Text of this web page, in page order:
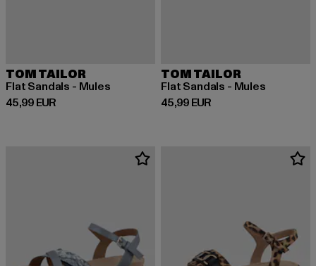
TOM TAILOR
Flat Sandals - Mules
45,99 EUR
Derzeitiger Preis: 45,99 EUR
TOM TAILOR
Flat Sandals - Mules
45,99 EUR
Derzeitiger Preis: 45,99 EUR